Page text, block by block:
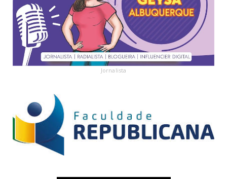
Jornalista